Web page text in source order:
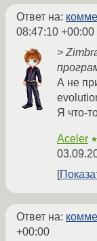
Ответ на:
08:47:10 +00:00
>
А не
Я что-
Aceler
Ответ на:
+00:00